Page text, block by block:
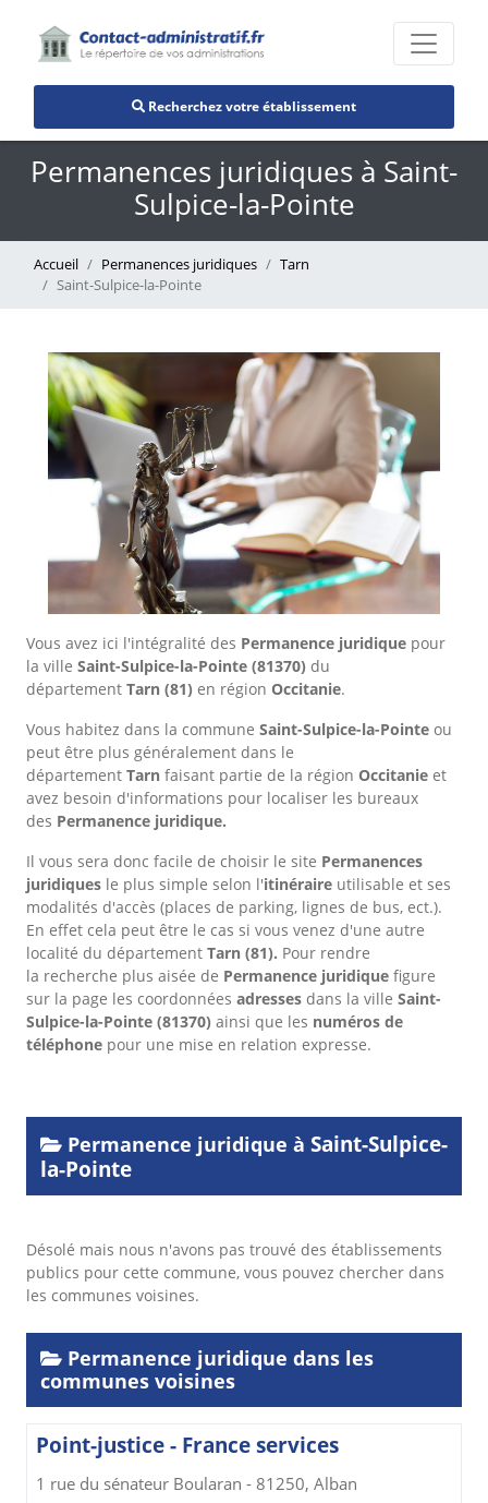
Recherchez votre établissement
Permanences juridiques à Saint-
Sulpice-la-Pointe
Accueil Permanences juridiques
Tarn
Saint-Sulpice-la-Pointe
Vous avez ici l'intégralité des Permanence juridique pour
la ville Saint-Sulpice-la-Pointe (81370) du
département Tarn (81) en région Occitanie.
Vous habitez dans la commune Saint-Sulpice-la-Pointe ou
peut être plus généralement dans le
département Tarn faisant partie de la région Occitanie et
avez besoin d'informations pour localiser les bureaux
des Permanence juridique.
Il vous sera donc facile de choisir le site Permanences
juridiques le plus simple selon l'itinéraire utilisable et ses
modalités d'accès (places de parking, lignes de bus, ect.).
En effet cela peut être le cas si vous venez d'une autre
localité du département Tarn (81). Pour rendre
la recherche plus aisée de Permanence juridique figure
sur la page les coordonnées adresses dans la ville Saint-
Sulpice-la-Pointe (81370) ainsi que les numéros de
téléphone pour une mise en relation expresse.
Permanence juridique à Saint-Sulpice-
la-Pointe
Désolé mais nous n'avons pas trouvé des établissements
publics pour cette commune, vous pouvez chercher dans
les communes voisines.
Permanence juridique dans les
communes voisines
Point-justice - France services
1 rue du sénateur Boularan - 81250, Alban